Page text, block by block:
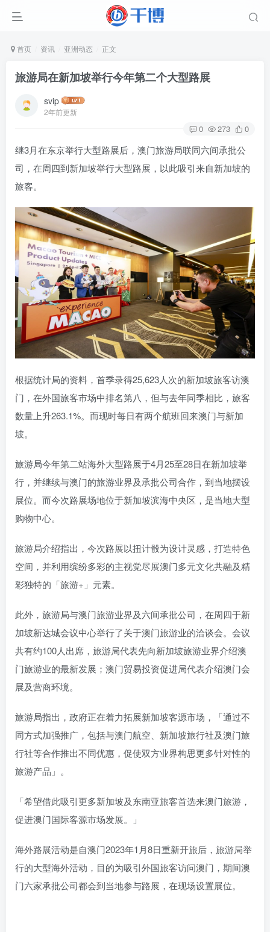
首页 资讯 亚洲动态 正文
旅游局在新加坡举行今年第二个大型路展
svip
2年前更新
0 273 0
继3月在东京举行大型路展后，澳门旅游局联同六间承批公
司，在周四到新加坡举行大型路展，以此吸引来自新加坡的
旅客。
根据统计局的资料，首季录得25,623人次的新加坡旅客访澳
门，在外国旅客市场中排名第八，但与去年同季相比，旅客
数量上升263.1%。而现时每日有两个航班回来澳门与新加
坡。
旅游局今年第二站海外大型路展于4月25至28日在新加坡举
行，并继续与澳门的旅游业界及承批公司合作，到当地摆设
展位。而今次路展场地位于新加坡滨海中央区，是当地大型
购物中心。
旅游局介绍指出，今次路展以扭计骰为设计灵感，打造特色
空间，并利用缤纷多彩的主视觉尽展澳门多元文化共融及精
彩独特的「旅游+」元素。
此外，旅游局与澳门旅游业界及六间承批公司，在周四于新
加坡新达城会议中心举行了关于澳门旅游业的洽谈会。会议
共有约100人出席，旅游局代表先向新加坡旅游业界介绍澳
门旅游业的最新发展；澳门贸易投资促进局代表介绍澳门会
展及营商环境。
旅游局指出，政府正在着力拓展新加坡客源市场，「通过不
同方式加强推广，包括与澳门航空、新加坡旅行社及澳门旅
行社等合作推出不同优惠，促使双方业界构思更多针对性的
旅游产品」。
「希望借此吸引更多新加坡及东南亚旅客首选来澳门旅游，
促进澳门国际客源市场发展。」
海外路展活动是自澳门2023年1月8日重新开旅后，旅游局举
行的大型海外活动，目的为吸引外国旅客访问澳门，期间澳
门六家承批公司都会到当地参与路展，在现场设置展位。